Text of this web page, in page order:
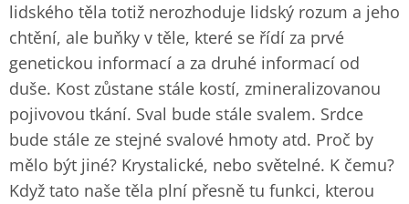
lidského těla totiž nerozhoduje lidský rozum a jeho
chtění, ale buňky v těle, které se řídí za prvé
genetickou informací a za druhé informací od
duše. Kost zůstane stále kostí, zmineralizovanou
pojivovou tkání. Sval bude stále svalem. Srdce
bude stále ze stejné svalové hmoty atd. Proč by
mělo být jiné? Krystalické, nebo světelné. K čemu?
Když tato naše těla plní přesně tu funkci, kterou